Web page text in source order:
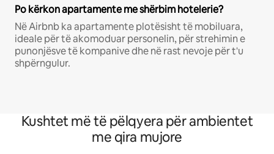
Po kërkon apartamente me shërbim hotelerie?
Në Airbnb ka apartamente plotësisht të mobiluara,
ideale për të akomoduar personelin, për strehimin e
punonjësve të kompanive dhe në rast nevoje për t'u
shpërngulur.
Kushtet më të pëlqyera për ambientet
me qira mujore